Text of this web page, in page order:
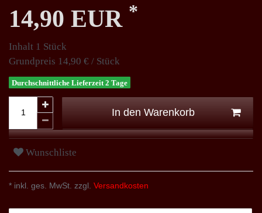
14,90 EUR *
Inhalt 1 Stück
Grundpreis 14,90 € / Stück
Durchschnittliche Lieferzeit 2 Tage
In den Warenkorb
Wunschliste
* inkl. ges. MwSt. zzgl. Versandkosten